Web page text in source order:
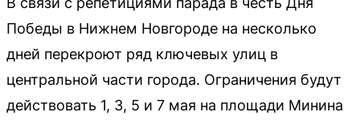
Победы в Нижнем Новгороде на несколько
дней перекроют ряд ключевых улиц в
центральной части города. Ограничения будут
действовать 1, 3, 5 и 7 мая на площади Минина